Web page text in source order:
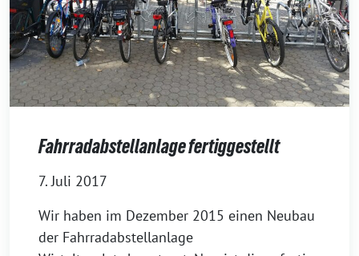
Fahrradabstellanlage fertiggestellt
7. Juli 2017
Wir haben im Dezember 2015 einen Neubau
der Fahrradabstellanlage